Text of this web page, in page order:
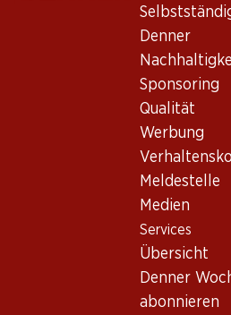
Denner
Sponsoring
Qualität
Werbung
Meldestelle
Medien
Services
Übersicht
Denner
abonnieren
uns langem harmonischem Abgang.
Wissenswertes